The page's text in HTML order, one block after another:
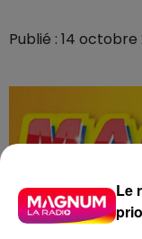
Publié : 14 octobre
Le